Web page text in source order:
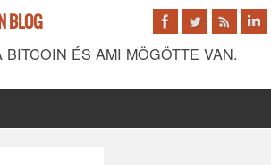
BLOG
ÉS AMI MÖGÖTTE VAN.